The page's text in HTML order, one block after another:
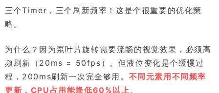
三个Timer，三个刷新频率！这是个很重要的优化策
略。
为什么？因为泵叶片旋转需要流畅的视觉效果，必须高
频刷新（20ms = 50fps）。但液位变化是个缓慢过
程，200ms刷新一次完全够用。 不同元素用不同频率
更新，CPU占用能降低60%以上 。